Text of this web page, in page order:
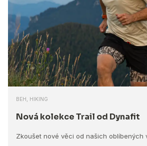
BEH, HIKING
Nová kolekce Trail od Dynafit
Zkoušet nové věci od našich